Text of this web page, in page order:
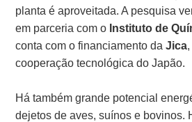
planta é aproveitada. A pesquisa
em parceria com o Instituto de
conta com o financiamento daJica
cooperação tecnológica do Japão.
Há também grande potencial
dejetos de aves, suínos e bovinos.